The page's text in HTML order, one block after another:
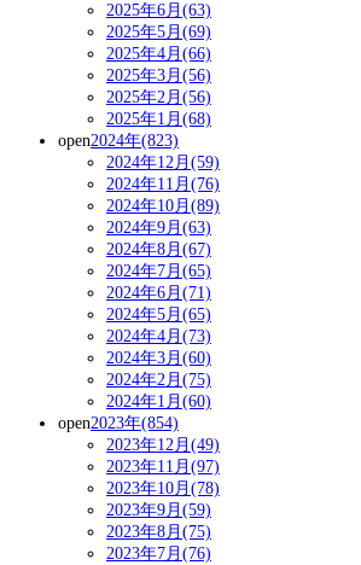
2025年6月(63)
2025年5月(69)
2025年4月(66)
2025年3月(56)
2025年2月(56)
2025年1月(68)
open2024年(823)
2024年12月(59)
2024年11月(76)
2024年10月(89)
2024年9月(63)
2024年8月(67)
2024年7月(65)
2024年6月(71)
2024年5月(65)
2024年4月(73)
2024年3月(60)
2024年2月(75)
2024年1月(60)
open2023年(854)
2023年12月(49)
2023年11月(97)
2023年10月(78)
2023年9月(59)
2023年8月(75)
2023年7月(76)